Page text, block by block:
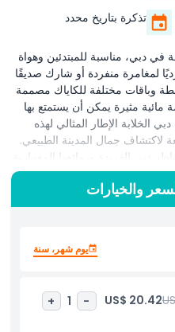
تذكرة بتاريخ محدد
في دبي، مناسبة للمبتدئين وهواة
لمغامرة منفردة أو شارك صديقًا
وباقات مختلفة للكاياك مصممة
مائية مثيرة يمكن أن يستمتع بها
الخلابة الإطار المثالي لهذه
لاكتشاف جمال المدينة الطبيعي.
دبي الفريدة وروائعها المعمارية
المغامرة المائية التي تستمر ساعة،
أثناء استكشاف الساحل من
يمكن للمشاركين تحسين
التجديف بالكاياك في دبي تجربة
والمغامرة على الماء.
والخيارات
يوم شهر، سنة
US$ 20.42
-
1
+